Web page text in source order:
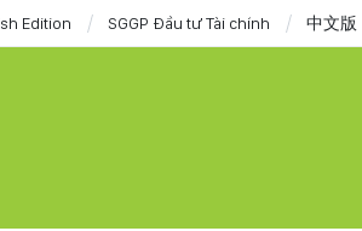
Edition SGGP Đầu tư Tài chính 中文版